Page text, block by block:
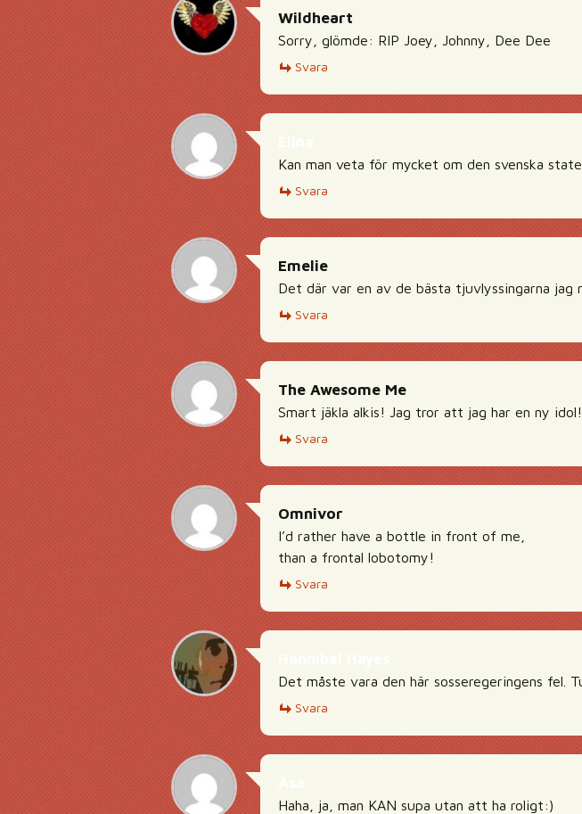
Wildheart
Sorry, glömde: RIP Joey, Johnny, Dee Dee
Svara
Kan man veta för mycket om den svenska
Svara
Emelie
Det där var en av de bästa tjuvlyssingarna
Svara
The Awesome Me
Smart jäkla alkis! Jag tror att jag har en ny idol!
Svara
Omnivor
I’d rather have a bottle in front of me,
than a frontal lobotomy!
Svara
Det måste vara den här sosseregeringens fel.
Svara
Haha, ja, man KAN supa utan att ha roligt:)